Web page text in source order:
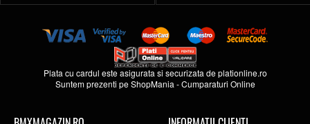
Plata cu cardul este asigurata si securizata deplationline.ro
Suntem prezenti peShopMania -Cumparaturi Online